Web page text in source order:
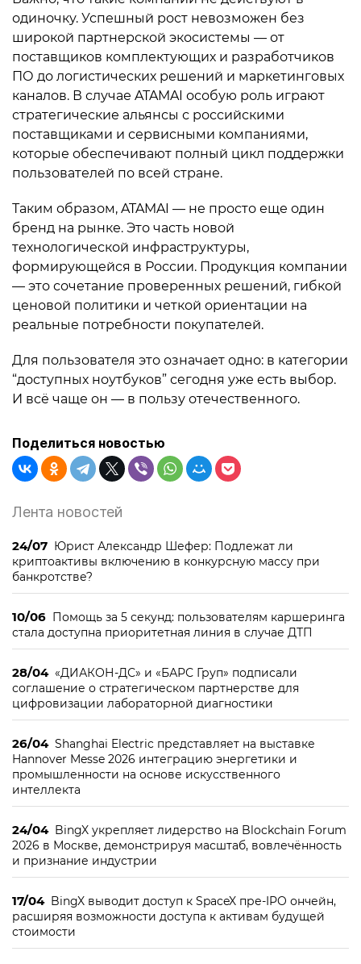
одиночку. Успешный рост невозможен без
широкой партнерской экосистемы — от
поставщиков комплектующих и разработчиков
ПО до логистических решений и маркетинговых
каналов. В случае ATAMAI особую роль играют
стратегические альянсы с российскими
поставщиками и сервисными компаниями,
которые обеспечивают полный цикл поддержки
пользователей по всей стране.
Таким образом, ATAMAI — не просто еще один
бренд на рынке. Это часть новой
технологической инфраструктуры,
формирующейся в России. Продукция компании
— это сочетание проверенных решений, гибкой
ценовой политики и четкой ориентации на
реальные потребности покупателей.
Для пользователя это означает одно: в категории
“доступных ноутбуков” сегодня уже есть выбор.
И всё чаще он — в пользу отечественного.
Поделиться новостью
Лента новостей
24/07 Юрист Александр Шефер: Подлежат ли
криптоактивы включению в конкурсную массу при
банкротстве?
10/06 Помощь за 5 секунд: пользователям каршеринга
стала доступна приоритетная линия в случае ДТП
28/04 «ДИАКОН-ДС» и «БАРС Груп» подписали
соглашение о стратегическом партнерстве для
цифровизации лабораторной диагностики
26/04 Shanghai Electric представляет на выставке
Hannover Messe 2026 интеграцию энергетики и
промышленности на основе искусственного
интеллекта
24/04 BingX укрепляет лидерство на Blockchain Forum
2026 в Москве, демонстрируя масштаб, вовлечённость
и признание индустрии
17/04 BingX выводит доступ к SpaceX пре-IPO ончейн,
расширяя возможности доступа к активам будущей
стоимости